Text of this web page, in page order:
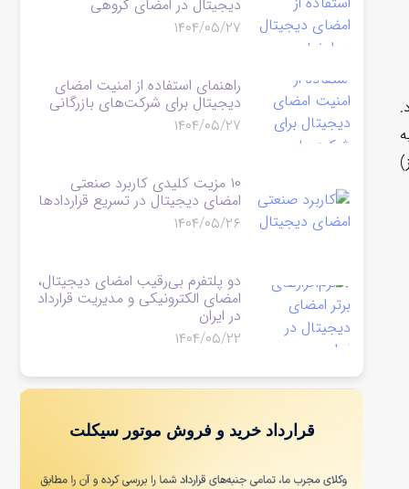
دیجیتال در امضای گروهی
۱۴۰۴/۰۵/۲۷
راهنمای استفاده از امنیت امضای
دیجیتال برای شرکت‌های بازرگانی
۱۴۰۴/۰۵/۲۷
۱۰ مزیت کلیدی کاربرد صنعتی
امضای دیجیتال در تسریع قراردادها
۱۴۰۴/۰۵/۲۶
دو پلتفرم بی‌رقیب امضای دیجیتال،
امضای الکترونیکی و مدیریت قرارداد
در ایران
۱۴۰۴/۰۵/۲۲
قرارداد خرید و فروش موتور سیکلت